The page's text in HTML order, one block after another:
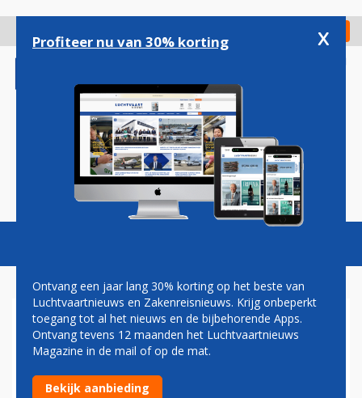
gaan
Check in
Magazine Podcasts Vacatures
GATE GOURMET
HNA Group doet cateraar Gate Gourmet van de hand
Profiteer nu van 30% korting x
Ontvang een jaar lang 30% korting op het beste van
Luchtvaartnieuws en Zakenreisnieuws. Krijg onbeperkt
toegang tot al het nieuws en de bijbehorende Apps.
Ontvang tevens 12 maanden het Luchtvaartnieuws
Magazine in de mail of op de mat.
Bekijk aanbieding